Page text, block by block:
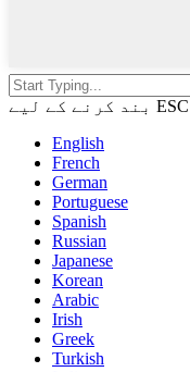
English
French
German
Portuguese
Spanish
Russian
Japanese
Korean
Arabic
Irish
Greek
Turkish